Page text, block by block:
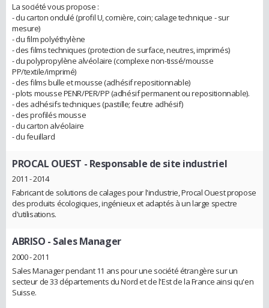
La société vous propose :
- du carton ondulé (profil U, cornière, coin; calage technique - sur
mesure)
- du film polyéthylène
- des films techniques (protection de surface, neutres, imprimés)
- du polypropylène alvéolaire (complexe non-tissé/mousse
PP/textile/imprimé)
- des films bulle et mousse (adhésif repositionnable)
- plots mousse PENR/PER/PP (adhésif permanent ou repositionnable).
- des adhésifs techniques (pastille; feutre adhésif)
- des profilés mousse
- du carton alvéolaire
- du feuillard
PROCAL OUEST - Responsable de site industriel
2011 - 2014
Fabricant de solutions de calages pour l'industrie, Procal Ouest propose
des produits écologiques, ingénieux et adaptés à un large spectre
d'utilisations.
ABRISO - Sales Manager
2000 - 2011
Sales Manager pendant 11 ans pour une société étrangère sur un
secteur de 33 départements du Nord et de l'Est de la France ainsi qu'en
Suisse.